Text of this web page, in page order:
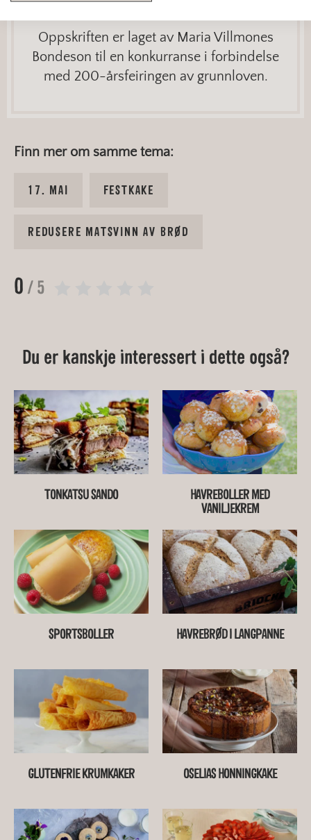
Oppskriften er laget av Maria Villmones
Bondeson til en konkurranse i forbindelse
med 200-årsfeiringen av grunnloven.
Finn mer om samme tema:
17. MAI FESTKAKE
REDUSERE MATSVINN AV BRØD
0 / 5
Du er kanskje interessert i dette også?
TONKATSU SANDO
HAVREBOLLER MED
VANILJEKREM
SPORTSBOLLER HAVREBRØD I LANGPANNE
GLUTENFRIE KRUMKAKER OSELIAS HONNINGKAKE